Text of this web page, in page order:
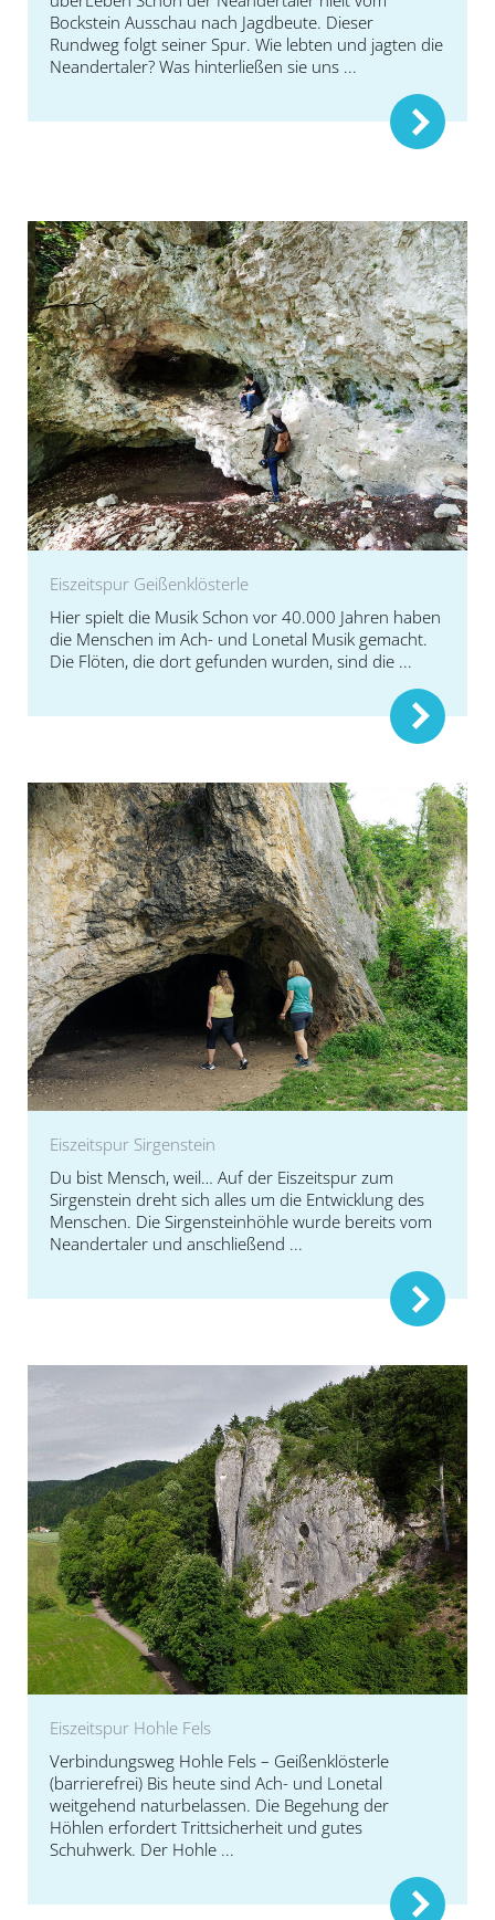
Bockstein Ausschau nach Jagdbeute. Dieser
Rundweg folgt seiner Spur. Wie lebten und jagten die
Neandertaler? Was hinterließen sie uns ...
Eiszeitspur Geißenklösterle
Hier spielt die Musik Schon vor 40.000 Jahren haben
die Menschen im Ach- und Lonetal Musik gemacht.
Die Flöten, die dort gefunden wurden, sind die ...
Eiszeitspur Sirgenstein
Du bist Mensch, weil… Auf der Eiszeitspur zum
Sirgenstein dreht sich alles um die Entwicklung des
Menschen. Die Sirgensteinhöhle wurde bereits vom
Neandertaler und anschließend ...
Eiszeitspur Hohle Fels
Verbindungsweg Hohle Fels – Geißenklösterle
(barrierefrei) Bis heute sind Ach- und Lonetal
weitgehend naturbelassen. Die Begehung der
Höhlen erfordert Trittsicherheit und gutes
Schuhwerk. Der Hohle ...